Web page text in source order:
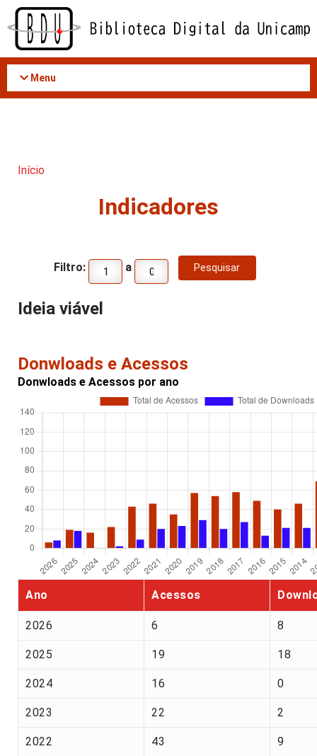
Acessar
conteúdo
Menu
Início
Indicadores
Filtro: a
Ideia viável
Donwloads e Acessos
Donwloads e Acessos por ano
Ano Acessos
2026 6 8
2025 19 18
2024 16 0
2023 22 2
2022 43 9